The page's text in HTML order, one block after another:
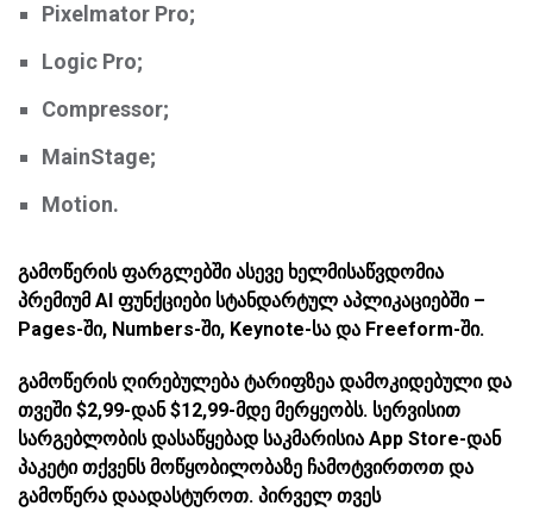
Pixelmator Pro;
Logic Pro;
Compressor;
MainStage;
Motion.
გამოწერის ფარგლებში ასევე ხელმისაწვდომია
პრემიუმ AI ფუნქციები სტანდარტულ აპლიკაციებში –
Pages-ში, Numbers-ში, Keynote-სა და Freeform-ში.
გამოწერის ღირებულება ტარიფზეა დამოკიდებული და
თვეში $2,99-დან $12,99-მდე მერყეობს. სერვისით
სარგებლობის დასაწყებად საკმარისია App Store-დან
პაკეტი თქვენს მოწყობილობაზე ჩამოტვირთოთ და
გამოწერა დაადასტუროთ. პირველ თვეს